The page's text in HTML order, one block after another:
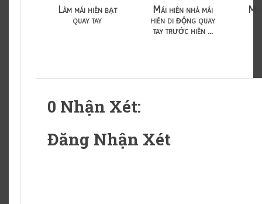
Làm mái hiên bạt
quay tay
Mái hiên nhà mái
hiên di động quay
tay trước hiên ...
0 Nhận Xét:
Đăng Nhận Xét